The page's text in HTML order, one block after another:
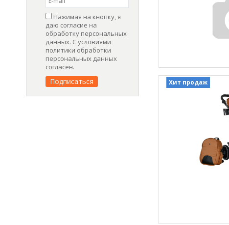
Нажимая на кнопку, я
даю согласие на
обработку персональных
данных. С условиями
политики обработки
персональных данных
согласен.
Хит продаж